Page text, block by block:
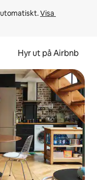
Visa
Hyr ut på Airbnb